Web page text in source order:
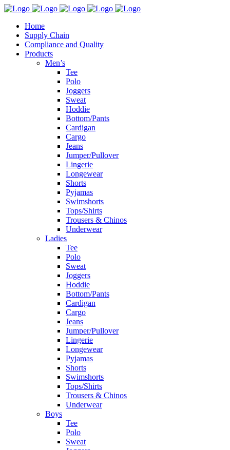
Home
Supply Chain
Compliance and Quality
Products
Men’s
Tee
Polo
Joggers
Sweat
Hoddie
Bottom/Pants
Cardigan
Cargo
Jeans
Jumper/Pullover
Lingerie
Longewear
Shorts
Pyjamas
Swimshorts
Tops/Shirts
Trousers & Chinos
Underwear
Ladies
Tee
Polo
Sweat
Joggers
Hoddie
Bottom/Pants
Cardigan
Cargo
Jeans
Jumper/Pullover
Lingerie
Longewear
Pyjamas
Shorts
Swimshorts
Tops/Shirts
Trousers & Chinos
Underwear
Boys
Tee
Polo
Sweat